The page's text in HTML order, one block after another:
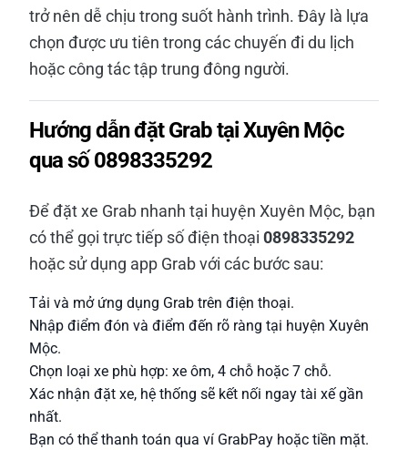
trở nên dễ chịu trong suốt hành trình. Đây là lựa
chọn được ưu tiên trong các chuyến đi du lịch
hoặc công tác tập trung đông người.
Hướng dẫn đặt Grab tại Xuyên Mộc
qua số 0898335292
Để đặt xe Grab nhanh tại huyện Xuyên Mộc, bạn
có thể gọi trực tiếp số điện thoại 0898335292
hoặc sử dụng app Grab với các bước sau:
Tải và mở ứng dụng Grab trên điện thoại.
Nhập điểm đón và điểm đến rõ ràng tại huyện Xuyên
Mộc.
Chọn loại xe phù hợp: xe ôm, 4 chỗ hoặc 7 chỗ.
Xác nhận đặt xe, hệ thống sẽ kết nối ngay tài xế gần
nhất.
Bạn có thể thanh toán qua ví GrabPay hoặc tiền mặt.